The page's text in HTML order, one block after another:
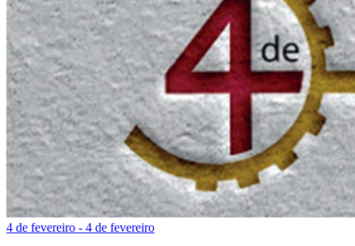
4 de fevereiro - 4 de fevereiro